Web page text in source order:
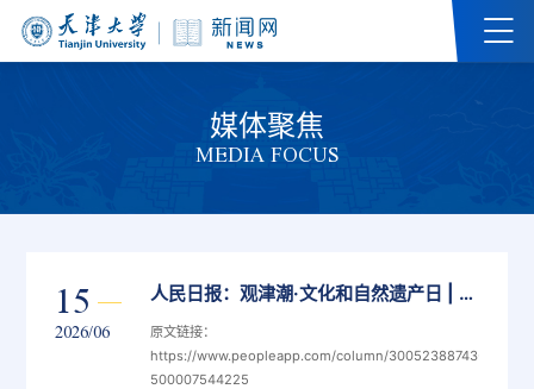
媒体聚焦
MEDIA FOCUS
15
2026/06
人民日报：观津潮·文化和自然遗产日 | 在冯骥才博物馆感受非遗活态魅力
原文链接：
https://www.peopleapp.com/column/30052388743-
500007544225